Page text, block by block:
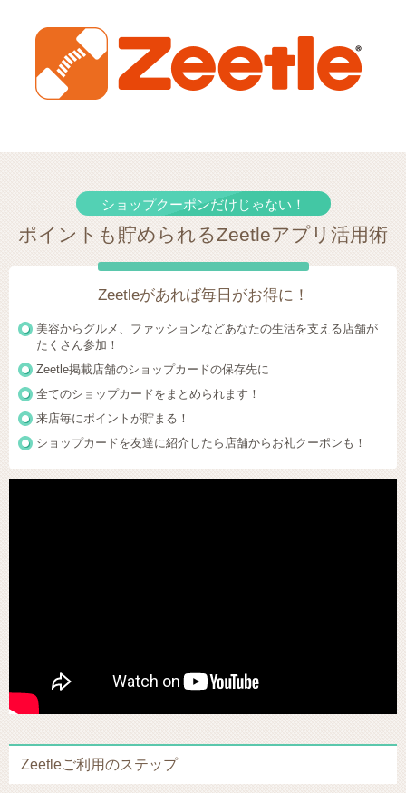
ショップクーポンだけじゃない！
ポイントも貯められるZeetleアプリ活用術
Zeetleがあれば毎日がお得に！
美容からグルメ、ファッションなどあなたの生活を支える店舗が
たくさん参加！
Zeetle掲載店舗のショップカードの保存先に
全てのショップカードをまとめられます！
来店毎にポイントが貯まる！
ショップカードを友達に紹介したら店舗からお礼クーポンも！
Zeetleご利用のステップ